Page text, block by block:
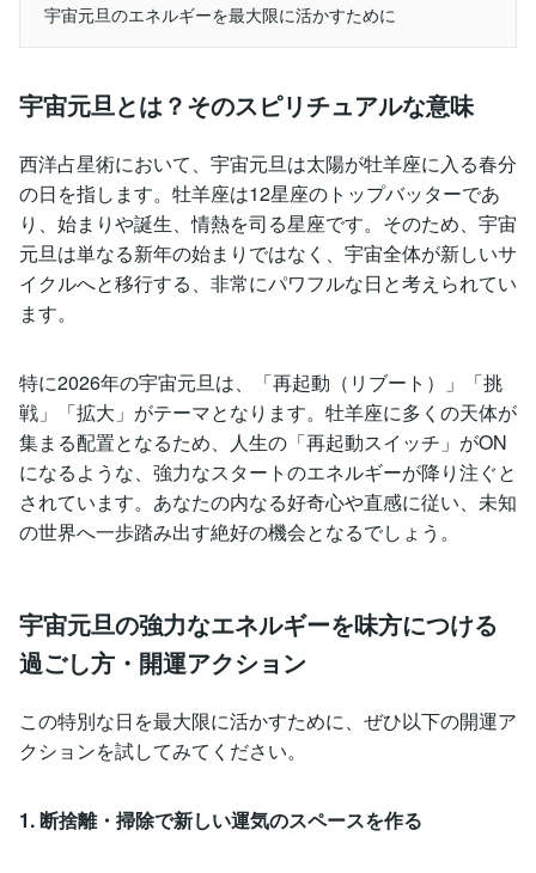
宇宙元旦のエネルギーを最大限に活かすために
宇宙元旦とは？そのスピリチュアルな意味
西洋占星術において、宇宙元旦は太陽が牡羊座に入る春分
の日を指します。牡羊座は12星座のトップバッターであ
り、始まりや誕生、情熱を司る星座です。そのため、宇宙
元旦は単なる新年の始まりではなく、宇宙全体が新しいサ
イクルへと移行する、非常にパワフルな日と考えられてい
ます。
特に2026年の宇宙元旦は、「再起動（リブート）」「挑
戦」「拡大」がテーマとなります。牡羊座に多くの天体が
集まる配置となるため、人生の「再起動スイッチ」がON
になるような、強力なスタートのエネルギーが降り注ぐと
されています。あなたの内なる好奇心や直感に従い、未知
の世界へ一歩踏み出す絶好の機会となるでしょう。
宇宙元旦の強力なエネルギーを味方につける
過ごし方・開運アクション
この特別な日を最大限に活かすために、ぜひ以下の開運ア
クションを試してみてください。
1. 断捨離・掃除で新しい運気のスペースを作る